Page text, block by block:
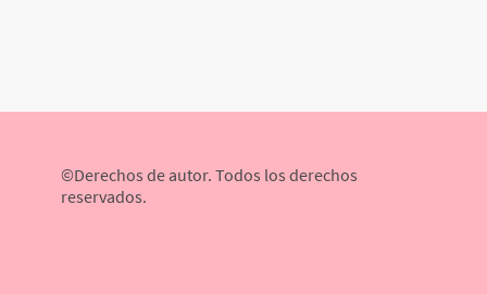
©Derechos de autor. Todos los derechos
reservados.